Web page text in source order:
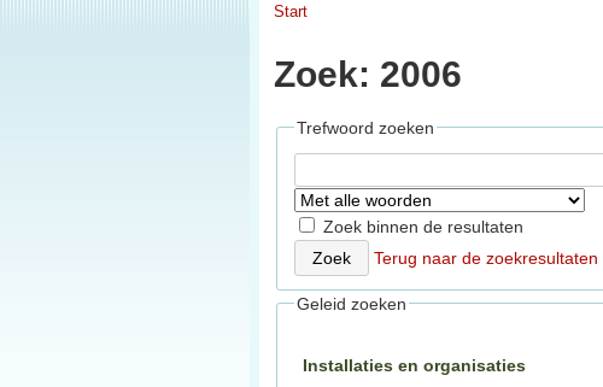
Start
Zoek: 2006
Trefwoord zoeken
Zoek binnen de resultaten
Terug naar de zoekresultaten
Geleid zoeken
Installaties en organisaties